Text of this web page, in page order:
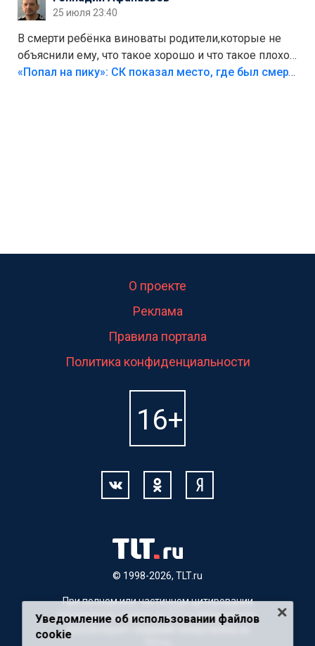
25 июля 23:40
В смерти ребёнка виноваты родители,которые не
объяснили ему, что такое хорошо и что такое плохо!
Лезть через такой забор,верх безумия,есть же
«Попал на пику»: СК показал место, где был смертельно травмирован ребенок в Тольятти
© 1998-2026, TLT.ru
О проекте
Реклама
Правила портала
Политика конфиденциальности
При полном или частичном цитировании
материалов, ссылка на TLT.ru обязательна.
Для Интернет-изданий гиперссылка на
Уведомление об использовании файлов
cookie